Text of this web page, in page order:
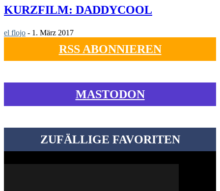
KURZFILM: DADDYCOOL
el flojo - 1. März 2017
RSS ABONNIEREN
MASTODON
ZUFÄLLIGE FAVORITEN